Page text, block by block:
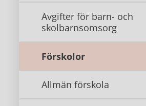
Avgifter för barn- och
skolbarnsomsorg
Förskolor
Allmän förskola